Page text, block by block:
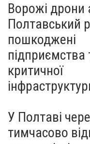
Ворожі дрони
Полтавський
пошкоджені
підприємства
критичної
У Полтаві
тимчасово